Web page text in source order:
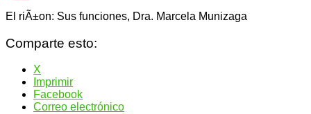
El riÃ±on: Sus funciones, Dra. Marcela Munizaga
Comparte esto:
X
Imprimir
Facebook
Correo electrónico